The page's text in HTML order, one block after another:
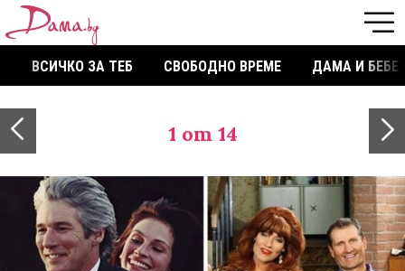
ВСИЧКО ЗА ТЕБ СВОБОДНО ВРЕМЕ ДАМА И БЕБЕ
1 от 14